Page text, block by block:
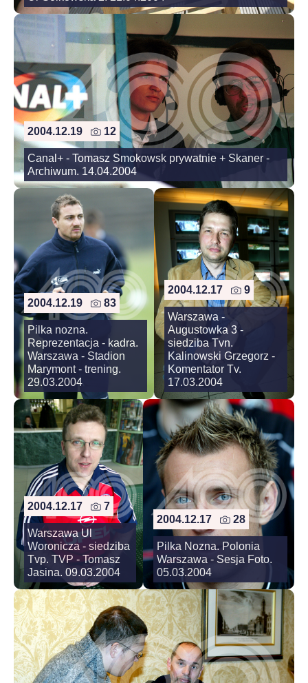
2004.12.19 12
Canal+ - Tomasz Smokowsk prywatnie + Skaner -
Archiwum. 14.04.2004
2004.12.19 83
Pilka nozna.
Reprezentacja - kadra.
Warszawa - Stadion
Marymont - trening.
29.03.2004
2004.12.17 9
Warszawa -
Augustowka 3 -
siedziba Tvn.
Kalinowski Grzegorz -
Komentator Tv.
17.03.2004
2004.12.17 7
Warszawa Ul
Woronicza - siedziba
Tvp. TVP - Tomasz
Jasina. 09.03.2004
2004.12.17 28
Pilka Nozna. Polonia
Warszawa - Sesja Foto.
05.03.2004